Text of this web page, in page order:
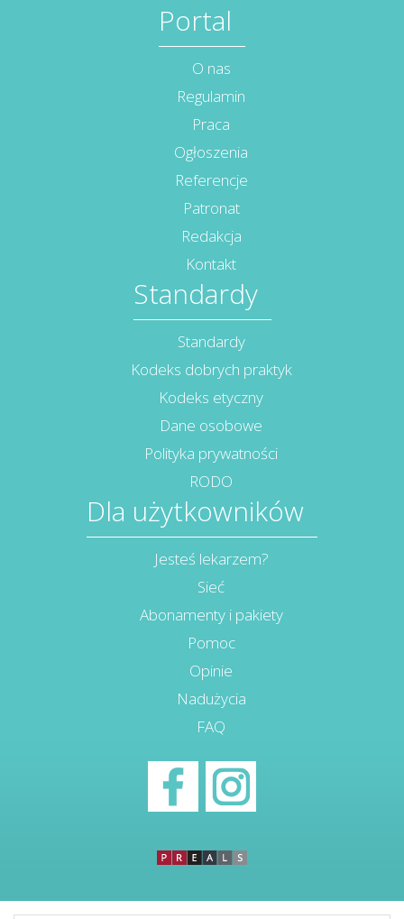
Portal
O nas
Regulamin
Praca
Ogłoszenia
Referencje
Patronat
Redakcja
Kontakt
Standardy
Standardy
Kodeks dobrych praktyk
Kodeks etyczny
Dane osobowe
Polityka prywatności
RODO
Dla użytkowników
Jesteś lekarzem?
Sieć
Abonamenty i pakiety
Pomoc
Opinie
Nadużycia
FAQ